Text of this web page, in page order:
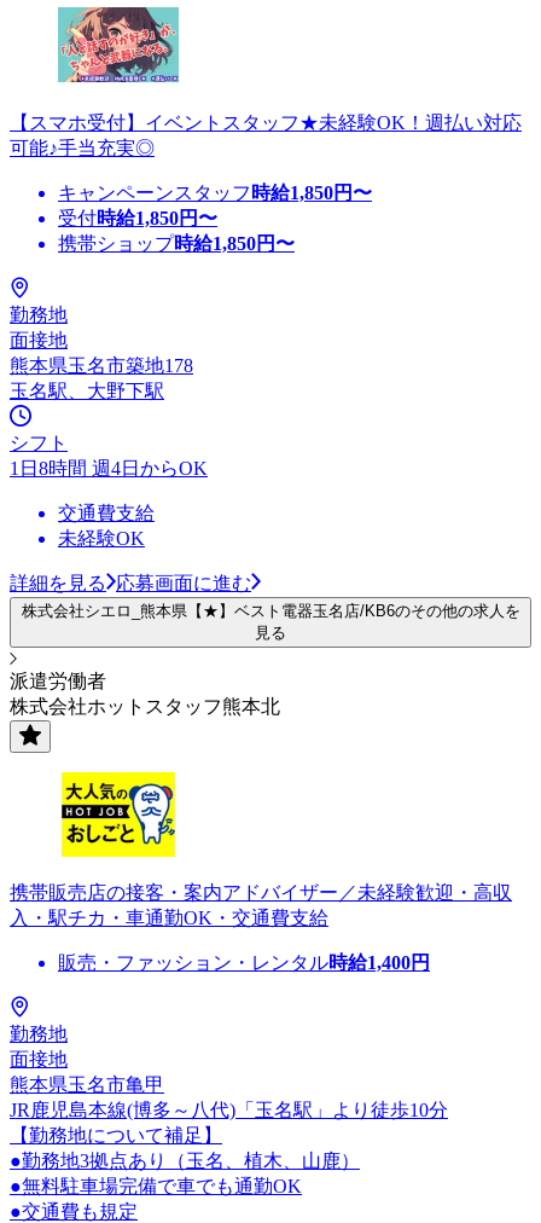
【スマホ受付】イベントスタッフ★未経験OK！週払い対応
可能♪手当充実◎
キャンペーンスタッフ 時給1,850円〜
受付時給1,850円〜
携帯ショップ時給1,850円〜
勤務地
面接地
熊本県玉名市築地178
玉名駅、大野下駅
シフト
1日8時間 週4日からOK
交通費支給
未経験OK
詳細を見る 応募画面に進む
株式会社シエロ_熊本県【★】ベスト電器玉名店/KB6のその他の求人を
見る
派遣労働者
株式会社ホットスタッフ熊本北
携帯販売店の接客・案内アドバイザー／未経験歓迎・高収
入・駅チカ・車通勤OK・交通費支給
販売・ファッション・レンタル時給1,400円
勤務地
面接地
熊本県玉名市亀甲
JR鹿児島本線(博多～八代)「玉名駅」より徒歩10分
【勤務地について補足】
●勤務地3拠点あり（玉名、植木、山鹿）
●無料駐車場完備で車でも通勤OK
●交通費も規定